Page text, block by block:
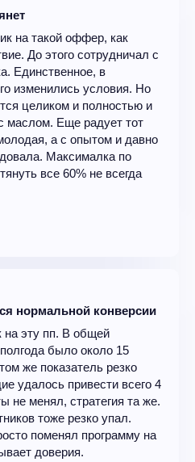
на такой оффер, как
До этого сотрудничал с
Единственное, в
изменились условия. Но
целиком и полностью и
маслом. Еще радует тот
а с опытом и давно
Максималка по
все 60% не всегда
нормальной конверсии
на эту пп. В общей
было около 15
же показатель резко
удалось привести всего 4
не менял, стратегия та же.
тоже резко упал.
поменял программу на
доверия.